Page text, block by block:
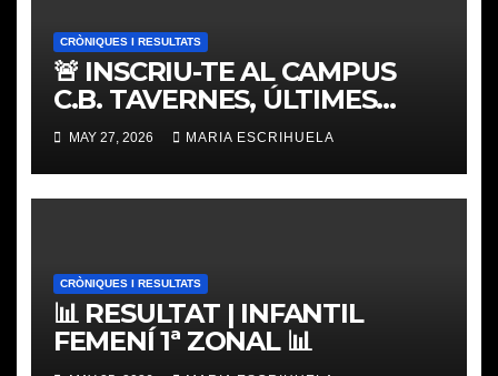
CRÒNIQUES I RESULTATS
🚨 INSCRIU-TE AL CAMPUS
C.B. TAVERNES, ÚLTIMES
PLACES
MAY 27, 2026 MARIA ESCRIHUELA
CRÒNIQUES I RESULTATS
📊 RESULTAT | INFANTIL
FEMENÍ 1ª ZONAL 📊